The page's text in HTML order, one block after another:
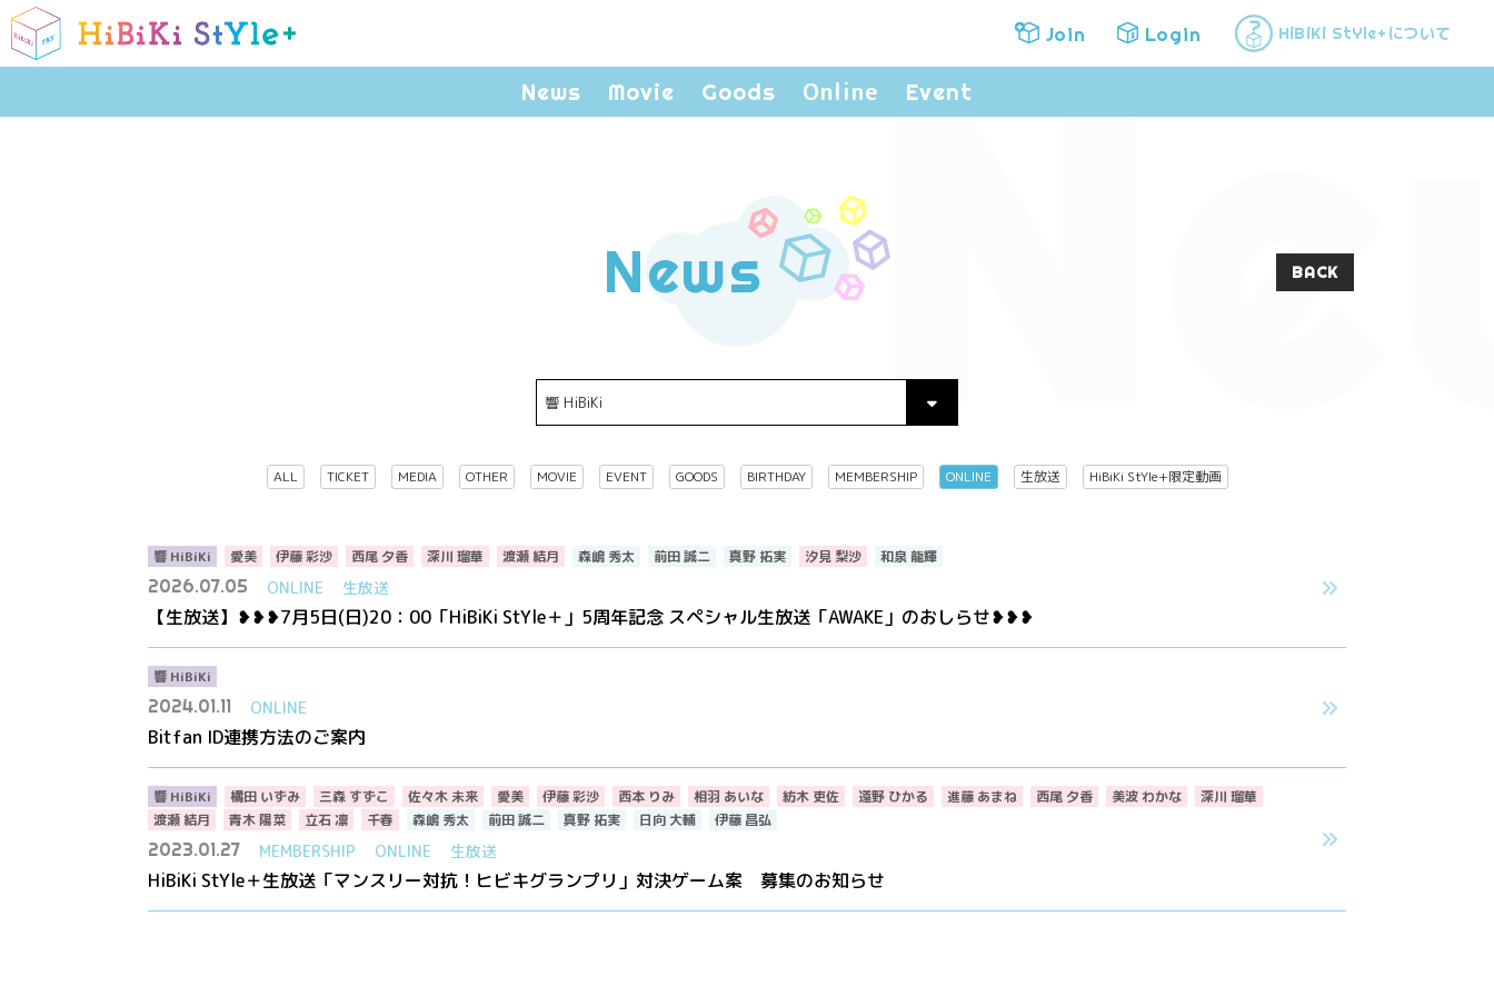
Join
Join Login HiBiKi StYle+ について
News Movie Goods Online Event
News BACK
ALL TICKET MEDIA OTHER MOVIE EVENT GOODS BIRTHDAY MEMBERSHIP ONLINE 生放送 HiBiKi StYle+限定動画
響 HiBiKi 愛美 伊藤 彩沙 西尾 夕香 深川 瑠華 渡瀬 結月 森嶋 秀太 前田 誠二 真野 拓実 汐見 梨沙 和泉 龍輝
2026.07.05 ONLINE 生放送
【生放送】❥❥❥7月5日(日)20：00「HiBiKi StYle＋」5周年記念 スペシャル生放送「AWAKE」のおしらせ❥❥❥
響 HiBiKi
2024.01.11 ONLINE
Bitfan ID連携方法のご案内
響 HiBiKi 橘田 いずみ 三森 すずこ 佐々木 未来 愛美 伊藤 彩沙 西本 りみ 相羽 あいな 紡木 吏佐 遠野 ひかる 進藤 あまね 西尾 夕香 美波 わかな
深川 瑠華
渡瀬 結月
青木 陽菜 立石 凛 千春 森嶋 秀太 前田 誠二 真野 拓実 日向 大輔 伊藤 昌弘
2023.01.27 MEMBERSHIP ONLINE 生放送
HiBiKi StYle＋生放送「マンスリー対抗！ヒビキグランプリ」対決ゲーム案 募集のお知らせ